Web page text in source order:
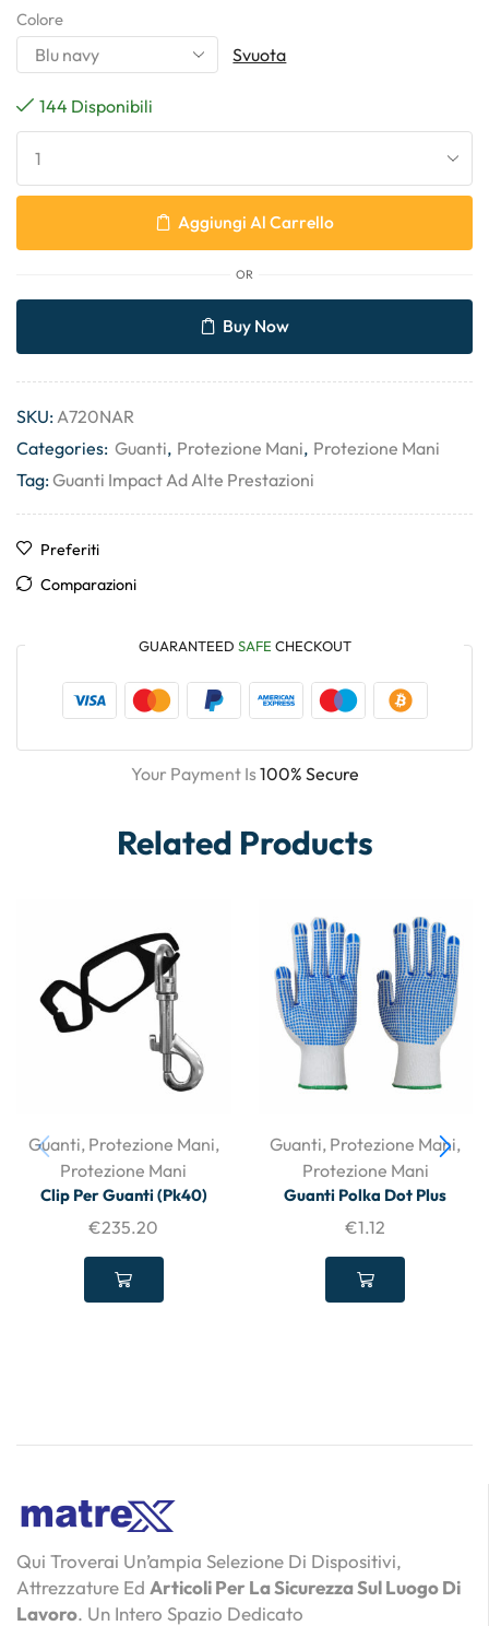
Colore
Svuota
144 Disponibili
Aggiungi Al Carrello
OR
Buy Now
SKU: A720NAR
Categories: Guanti, Protezione Mani, Protezione Mani
Tag:Guanti Impact Ad Alte Prestazioni
Preferiti
Comparazioni
GUARANTEED SAFE CHECKOUT
Your Payment Is100% Secure
Related Products
Guanti, Protezione Mani,
Protezione Mani
Clip Per Guanti (Pk40)
€235.20
Guanti, Protezione Mani,
Protezione Mani
Guanti Polka Dot Plus
€1.12
Qui Troverai Un’ampia Selezione Di Dispositivi,
Attrezzature Ed Articoli Per La Sicurezza Sul Luogo Di
Lavoro. Un Intero Spazio Dedicato